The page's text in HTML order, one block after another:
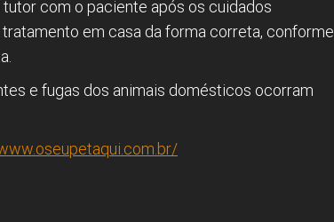
com o paciente após os cuidados
em casa da forma correta, conforme
e fugas dos animais domésticos ocorram